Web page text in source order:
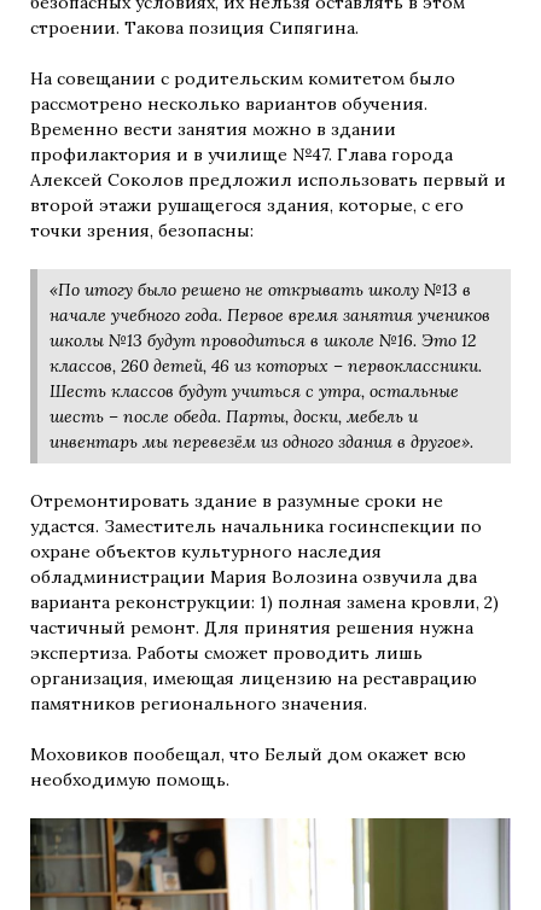
строении. Такова позиция Сипягина.
На совещании с родительским комитетом было
рассмотрено несколько вариантов обучения.
Временно вести занятия можно в здании
профилактория и в училище №47. Глава города
Алексей Соколов предложил использовать первый и
второй этажи рушащегося здания, которые, с его
точки зрения, безопасны:
«По итогу было решено не открывать школу №13 в
начале учебного года. Первое время занятия учеников
школы №13 будут проводиться в школе №16. Это 12
классов, 260 детей, 46 из которых – первоклассники.
Шесть классов будут учиться с утра, остальные
шесть – после обеда. Парты, доски, мебель и
инвентарь мы перевезём из одного здания в другое».
Отремонтировать здание в разумные сроки не
удастся. Заместитель начальника госинспекции по
охране объектов культурного наследия
обладминистрации Мария Волозина озвучила два
варианта реконструкции: 1) полная замена кровли, 2)
частичный ремонт. Для принятия решения нужна
экспертиза. Работы сможет проводить лишь
организация, имеющая лицензию на реставрацию
памятников регионального значения.
Моховиков пообещал, что Белый дом окажет всю
необходимую помощь.